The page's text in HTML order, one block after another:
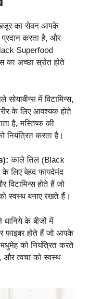
का सेवन आपके
प्रदान करता है, और
Superfood
का अच्छा स्रोत होते
सोयाबीन्स में विटामिन्स,
के लिए आवश्यक होते
है, मस्तिष्क की
नियंत्रित करता है।
काले तिल (Black
लिए बेहद फायदेमंद
विटामिन्स होते हैं जो
स्वस्थ बनाए रखते हैं।
धानिये के बीजों में
फाइबर होते हैं जो आपके
को नियंत्रित करते
त्वचा को स्वस्थ